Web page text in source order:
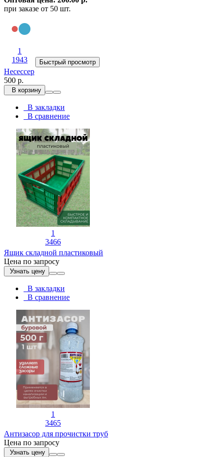
при заказе от 50 шт.
1
1943
Быстрый просмотр
Несессер
500 р.
В корзину
В закладки
В сравнение
1
3466
Ящик складной пластиковый
Цена по запросу
Узнать цену
В закладки
В сравнение
1
3465
Антизасор для прочистки труб
Цена по запросу
Узнать цену